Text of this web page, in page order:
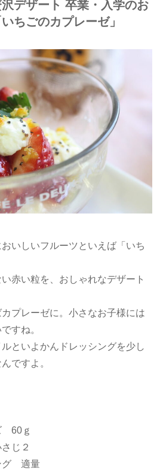
デザート 卒業・入学のお
ちごのカプレーゼ」
いしいフルーツといえば「いち
赤い粒を、おしゃれなデザート
プレーゼに。小さなお子様には
すね。
といよかんドレッシングを少し
ですよ。
60ｇ
じ２
グ 適量